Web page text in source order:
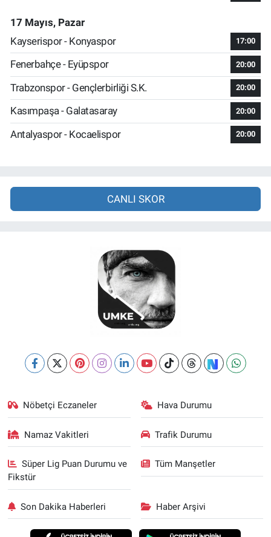
17 Mayıs, Pazar
Kayserispor - Konyaspor
17:00
Fenerbahçe - Eyüpspor 20:00
Trabzonspor - Gençlerbirliği S.K. 20:00
Kasımpaşa - Galatasaray 20:00
Antalyaspor - Kocaelispor 20:00
CANLI SKOR
Nöbetçi Eczaneler Hava Durumu
Namaz Vakitleri Trafik Durumu
Süper Lig Puan Durumu ve
Fikstür
Tüm Manşetler
Son Dakika Haberleri Haber Arşivi